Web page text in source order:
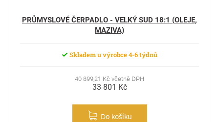
PRŮMYSLOVÉ ČERPADLO - VELKÝ SUD 18:1 (OLEJE,
MAZIVA)
Skladem u výrobce 4-6 týdnů
40 899,21 Kč včetně DPH
33 801 Kč
Do košíku